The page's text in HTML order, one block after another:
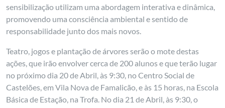
sensibilização utilizam uma abordagem interativa e dinâmica,
promovendo uma consciência ambiental e sentido de
responsabilidade junto dos mais novos.
Teatro, jogos e plantação de árvores serão o mote destas
ações, que irão envolver cerca de 200 alunos e que terão lugar
no próximo dia 20 de Abril, às 9:30, no Centro Social de
Castelões, em Vila Nova de Famalicão, e às 15 horas, na Escola
Básica de Estação, na Trofa. No dia 21 de Abril, às 9:30, o